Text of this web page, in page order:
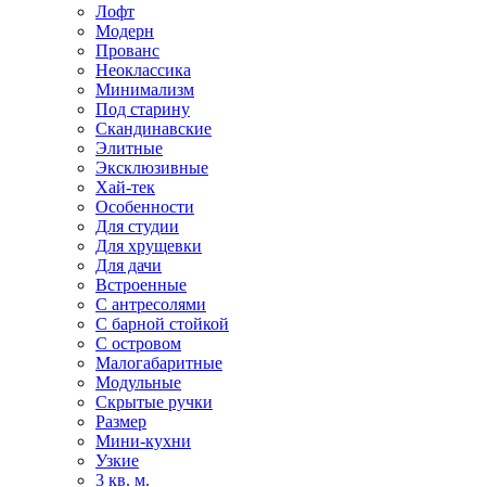
Лофт
Модерн
Прованс
Неоклассика
Минимализм
Под старину
Скандинавские
Элитные
Эксклюзивные
Хай-тек
Особенности
Для студии
Для хрущевки
Для дачи
Встроенные
С антресолями
С барной стойкой
С островом
Малогабаритные
Модульные
Скрытые ручки
Размер
Мини-кухни
Узкие
3 кв. м.